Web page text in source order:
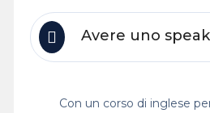
Avere uno
Con un corso di inglese